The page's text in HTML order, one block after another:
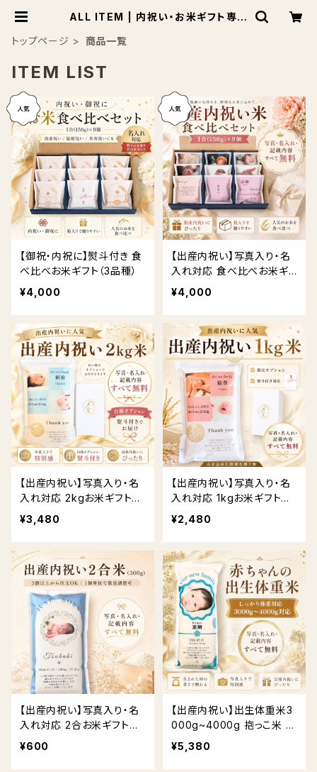
ALL ITEM | 内祝い・お米ギフト専門
トップページ
商品一覧
ITEM LIST
【御祝・内祝に】熨斗付き 食
べ比べお米ギフト（3品種）
¥4,000
【出産内祝い】写真入り・名
入れ対応 食べ比べお米ギ
フト（3品種）送料無料 熨斗
対応
¥4,000
【出産内祝い】写真入り・名
入れ対応 2kgお米ギフト｜
贈答用BOX・熨斗対応 送
料無料
¥3,480
【出産内祝い】写真入り・名
入れ対応 1kgお米ギフト｜
贈答用BOX・熨斗対応 送
料無料
¥2,480
【出産内祝い】写真入り・名
入れ対応 2合お米ギフト
送料無料
¥600
【出産内祝い】出生体重米3
000g~4000g 抱っこ米 体
重米｜写真入り・名入れ対
応 送料無料
¥5,380